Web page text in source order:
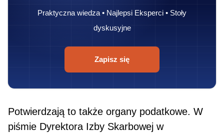
Praktyczna wiedza • Najlepsi Eksperci • Stoły
dyskusyjne
Zapisz się
Potwierdzają to także organy podatkowe. W
piśmie Dyrektora Izby Skarbowej w